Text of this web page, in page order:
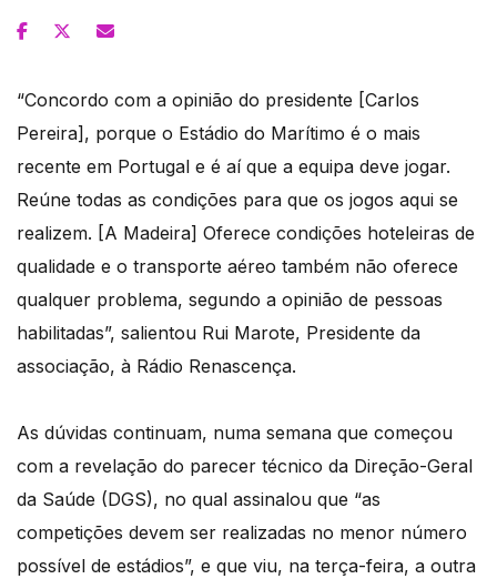
“Concordo com a opinião do presidente [Carlos
Pereira], porque o Estádio do Marítimo é o mais
recente em Portugal e é aí que a equipa deve jogar.
Reúne todas as condições para que os jogos aqui se
realizem. [A Madeira] Oferece condições hoteleiras de
qualidade e o transporte aéreo também não oferece
qualquer problema, segundo a opinião de pessoas
habilitadas”, salientou Rui Marote, Presidente da
associação, à Rádio Renascença.
As dúvidas continuam, numa semana que começou
com a revelação do parecer técnico da Direção-Geral
da Saúde (DGS), no qual assinalou que “as
competições devem ser realizadas no menor número
possível de estádios”, e que viu, na terça-feira, a outra